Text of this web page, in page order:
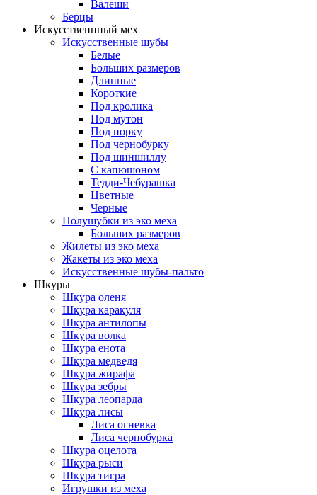
Валеши
Берцы
Искусственнный мех
Искусственные шубы
Белые
Больших размеров
Длинные
Короткие
Под кролика
Под мутон
Под норку
Под чернобурку
Под шиншиллу
С капюшоном
Тедди-Чебурашка
Цветные
Черные
Полушубки из эко меха
Больших размеров
Жилеты из эко меха
Жакеты из эко меха
Искусственные шубы-пальто
Шкуры
Шкура оленя
Шкура каракуля
Шкура антилопы
Шкура волка
Шкура енота
Шкура медведя
Шкура жирафа
Шкура зебры
Шкура леопарда
Шкура лисы
Лиса огневка
Лиса чернобурка
Шкура оцелота
Шкура рыси
Шкура тигра
Игрушки из меха